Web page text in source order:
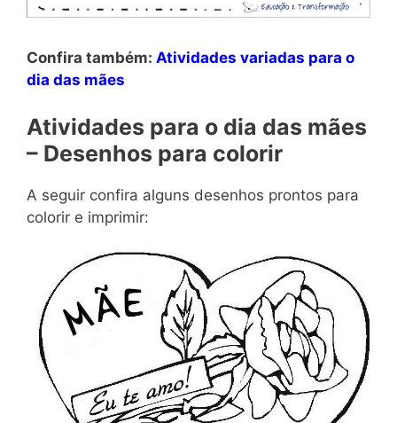
Confira também: Atividades variadas para o
dia das mães
Atividades para o dia das mães
– Desenhos para colorir
A seguir confira alguns desenhos prontos para
colorir e imprimir: